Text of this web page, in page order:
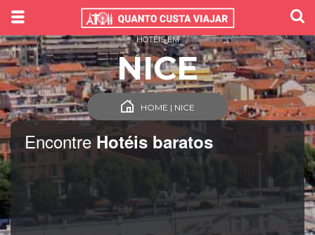
EncontreHotéis baratos
HOTÉIS EM
NICE
HOME | NICE